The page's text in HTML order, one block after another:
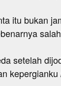
itu bukan
setelah